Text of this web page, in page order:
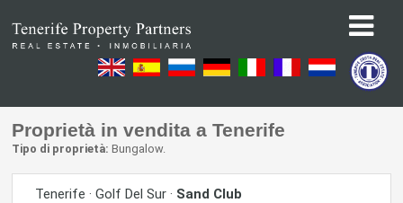
Proprietà in vendita a Tenerife
Tipo di proprietà: Bungalow.
Tenerife · Golf Del Sur · Sand Club